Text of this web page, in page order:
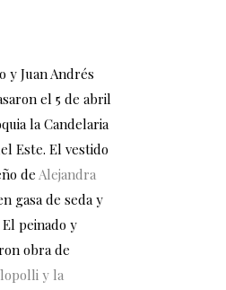
y Juan Andrés
el 5 de abril
la Candelaria
Este. El vestido
de Alejandra
gasa de seda y
peinado y
obra de
y la